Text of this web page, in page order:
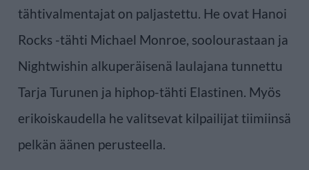
tähtivalmentajat on paljastettu. He ovat Hanoi
Rocks -tähti Michael Monroe, soolourastaan ja
Nightwishin alkuperäisenä laulajana tunnettu
Tarja Turunen ja hiphop-tähti Elastinen. Myös
erikoiskaudella he valitsevat kilpailijat tiimiinsä
pelkän äänen perusteella.